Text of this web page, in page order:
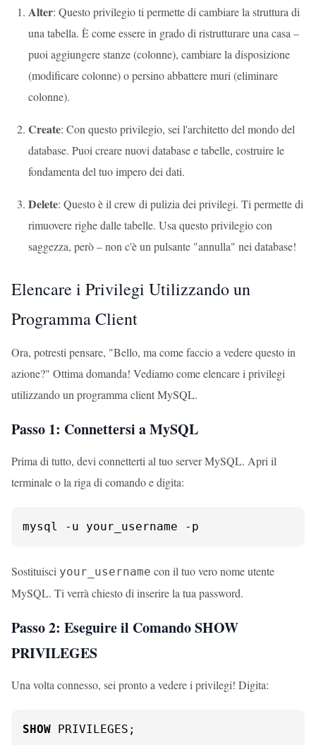
Alter: Questo privilegio ti permette di cambiare la struttura di
una tabella. È come essere in grado di ristrutturare una casa –
puoi aggiungere stanze (colonne), cambiare la disposizione
(modificare colonne) o persino abbattere muri (eliminare
colonne).
Create: Con questo privilegio, sei l'architetto del mondo del
database. Puoi creare nuovi database e tabelle, costruire le
fondamenta del tuo impero dei dati.
Delete: Questo è il crew di pulizia dei privilegi. Ti permette di
rimuovere righe dalle tabelle. Usa questo privilegio con
saggezza, però – non c'è un pulsante "annulla" nei database!
Elencare i Privilegi Utilizzando un
Programma Client
Ora, potresti pensare, "Bello, ma come faccio a vedere questo in
azione?" Ottima domanda! Vediamo come elencare i privilegi
utilizzando un programma client MySQL.
Passo 1: Connettersi a MySQL
Prima di tutto, devi connetterti al tuo server MySQL. Apri il
terminale o la riga di comando e digita:
mysql -u your_username -p
Sostituisci your_username con il tuo vero nome utente
MySQL. Ti verrà chiesto di inserire la tua password.
Passo 2: Eseguire il Comando SHOW
PRIVILEGES
Una volta connesso, sei pronto a vedere i privilegi! Digita:
SHOW PRIVILEGES;